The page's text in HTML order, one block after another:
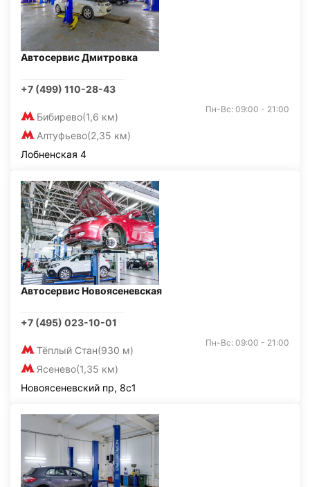
Автосервис Дмитровка
+7 (499) 110-28-43
Бибирево(1,6 км)
Алтуфьево(2,35 км)
Пн-Вс: 09:00 - 21:00
Лобненская 4
Автосервис Новоясеневская
+7 (495) 023-10-01
Тёплый Стан(930 м)
Ясенево(1,35 км)
Пн-Вс: 09:00 - 21:00
Новоясеневский пр, 8с1